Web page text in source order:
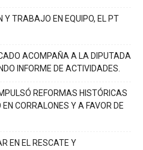
TRABAJO EN EQUIPO, EL PT
ACOMPAÑA A LA DIPUTADA
INFORME DE ACTIVIDADES.
REFORMAS HISTÓRICAS
CORRALONES Y A FAVOR DE
EN EL RESCATE Y